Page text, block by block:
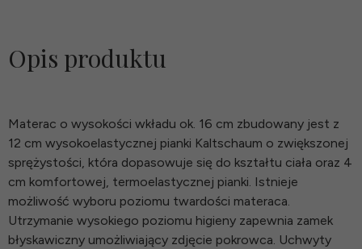
Opis produktu
Materac o wysokości wkładu ok. 16 cm zbudowany jest z
12 cm wysokoelastycznej pianki Kaltschaum o zwiększonej
sprężystości, która dopasowuje się do kształtu ciała oraz 4
cm komfortowej, termoelastycznej pianki. Istnieje
możliwość wyboru poziomu twardości materaca.
Utrzymanie wysokiego poziomu higieny zapewnia zamek
błyskawiczny umożliwiający zdjęcie pokrowca. Uchwyty